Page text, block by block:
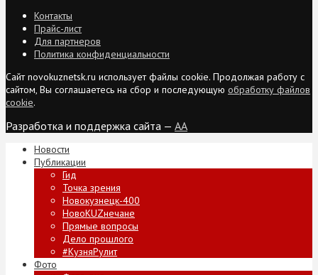
Контакты
Прайс-лист
Для партнеров
Политика конфиденциальности
Сайт novokuznetsk.ru использует файлы cookie. Продолжая работу с
сайтом, Вы соглашаетесь на сбор и последующую обработку файлов
cookie.
Разработка и поддержка сайта — AA
Новости
Публикации
Гид
Точка зрения
Новокузнецк-400
НовоKUZнечане
Прямые вопросы
Дело прошлого
#КузняРулит
Фото